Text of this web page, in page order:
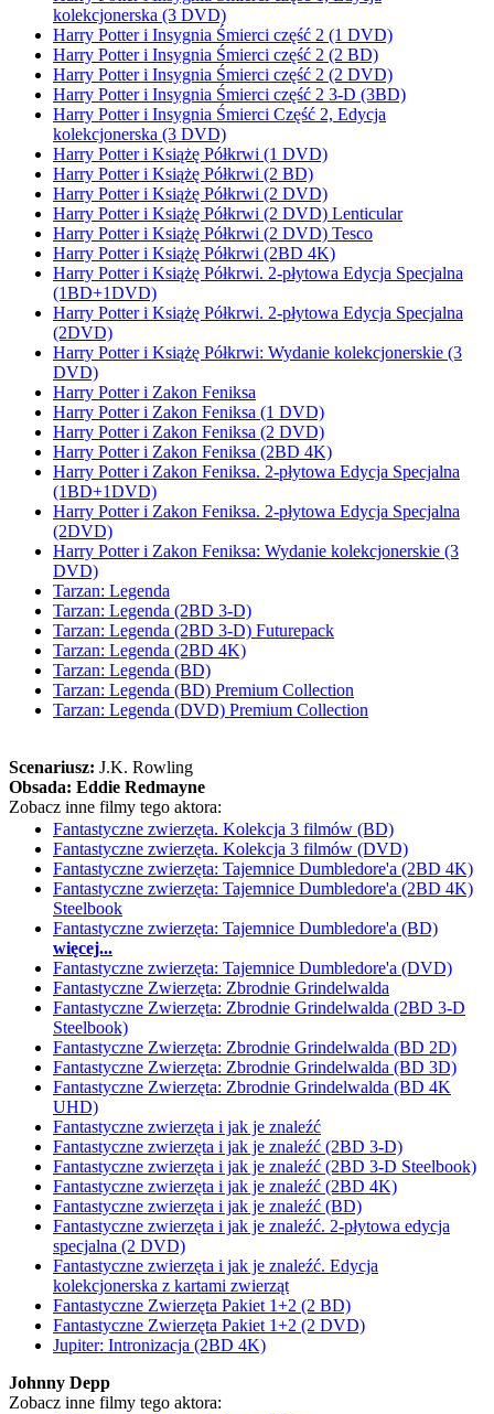
kolekcjonerska (3 DVD)
Harry Potter i Insygnia Śmierci część 2 (1 DVD)
Harry Potter i Insygnia Śmierci część 2 (2 BD)
Harry Potter i Insygnia Śmierci część 2 (2 DVD)
Harry Potter i Insygnia Śmierci część 2 3-D (3BD)
Harry Potter i Insygnia Śmierci Część 2, Edycja
kolekcjonerska (3 DVD)
Harry Potter i Książę Półkrwi (1 DVD)
Harry Potter i Książę Półkrwi (2 BD)
Harry Potter i Książę Półkrwi (2 DVD)
Harry Potter i Książę Półkrwi (2 DVD) Lenticular
Harry Potter i Książę Półkrwi (2 DVD) Tesco
Harry Potter i Książę Półkrwi (2BD 4K)
Harry Potter i Książę Półkrwi. 2-płytowa Edycja Specjalna
(1BD+1DVD)
Harry Potter i Książę Półkrwi. 2-płytowa Edycja Specjalna
(2DVD)
Harry Potter i Książę Półkrwi: Wydanie kolekcjonerskie (3
DVD)
Harry Potter i Zakon Feniksa
Harry Potter i Zakon Feniksa (1 DVD)
Harry Potter i Zakon Feniksa (2 DVD)
Harry Potter i Zakon Feniksa (2BD 4K)
Harry Potter i Zakon Feniksa. 2-płytowa Edycja Specjalna
(1BD+1DVD)
Harry Potter i Zakon Feniksa. 2-płytowa Edycja Specjalna
(2DVD)
Harry Potter i Zakon Feniksa: Wydanie kolekcjonerskie (3
DVD)
Tarzan: Legenda
Tarzan: Legenda (2BD 3-D)
Tarzan: Legenda (2BD 3-D) Futurepack
Tarzan: Legenda (2BD 4K)
Tarzan: Legenda (BD)
Tarzan: Legenda (BD) Premium Collection
Tarzan: Legenda (DVD) Premium Collection
Scenariusz: J.K. Rowling
Obsada: Eddie Redmayne
Zobacz inne filmy tego aktora:
Fantastyczne zwierzęta. Kolekcja 3 filmów (BD)
Fantastyczne zwierzęta. Kolekcja 3 filmów (DVD)
Fantastyczne zwierzęta: Tajemnice Dumbledore'a (2BD 4K)
Fantastyczne zwierzęta: Tajemnice Dumbledore'a (2BD 4K)
Steelbook
Fantastyczne zwierzęta: Tajemnice Dumbledore'a (BD)
więcej...
Fantastyczne zwierzęta: Tajemnice Dumbledore'a (DVD)
Fantastyczne Zwierzęta: Zbrodnie Grindelwalda
Fantastyczne Zwierzęta: Zbrodnie Grindelwalda (2BD 3-D
Steelbook)
Fantastyczne Zwierzęta: Zbrodnie Grindelwalda (BD 2D)
Fantastyczne Zwierzęta: Zbrodnie Grindelwalda (BD 3D)
Fantastyczne Zwierzęta: Zbrodnie Grindelwalda (BD 4K
UHD)
Fantastyczne zwierzęta i jak je znaleźć
Fantastyczne zwierzęta i jak je znaleźć (2BD 3-D)
Fantastyczne zwierzęta i jak je znaleźć (2BD 3-D Steelbook)
Fantastyczne zwierzęta i jak je znaleźć (2BD 4K)
Fantastyczne zwierzęta i jak je znaleźć (BD)
Fantastyczne zwierzęta i jak je znaleźć. 2-płytowa edycja
specjalna (2 DVD)
Fantastyczne zwierzęta i jak je znaleźć. Edycja
kolekcjonerska z kartami zwierząt
Fantastyczne Zwierzęta Pakiet 1+2 (2 BD)
Fantastyczne Zwierzęta Pakiet 1+2 (2 DVD)
Jupiter: Intronizacja (2BD 4K)
Johnny Depp
Zobacz inne filmy tego aktora: